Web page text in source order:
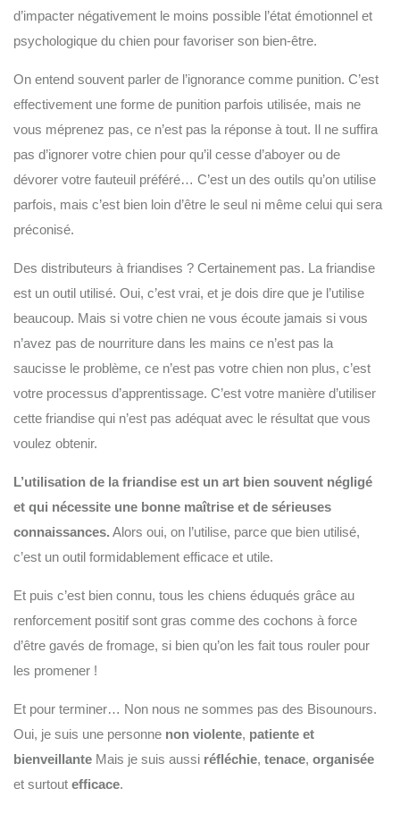
d’impacter négativement le moins possible l’état émotionnel et
psychologique du chien pour favoriser son bien-être.
On entend souvent parler de l’ignorance comme punition. C’est
effectivement une forme de punition parfois utilisée, mais ne
vous méprenez pas, ce n’est pas la réponse à tout. Il ne suffira
pas d’ignorer votre chien pour qu’il cesse d’aboyer ou de
dévorer votre fauteuil préféré… C’est un des outils qu’on utilise
parfois, mais c’est bien loin d’être le seul ni même celui qui sera
préconisé.
Des distributeurs à friandises ? Certainement pas. La friandise
est un outil utilisé. Oui, c’est vrai, et je dois dire que je l’utilise
beaucoup. Mais si votre chien ne vous écoute jamais si vous
n’avez pas de nourriture dans les mains ce n’est pas la
saucisse le problème, ce n’est pas votre chien non plus, c’est
votre processus d’apprentissage. C’est votre manière d’utiliser
cette friandise qui n’est pas adéquat avec le résultat que vous
voulez obtenir.
L’utilisation de la friandise est un art bien souvent négligé
et qui nécessite une bonne maîtrise et de sérieuses
connaissances. Alors oui, on l’utilise, parce que bien utilisé,
c’est un outil formidablement efficace et utile.
Et puis c’est bien connu, tous les chiens éduqués grâce au
renforcement positif sont gras comme des cochons à force
d’être gavés de fromage, si bien qu’on les fait tous rouler pour
les promener !
Et pour terminer… Non nous ne sommes pas des Bisounours.
Oui, je suis une personne non violente, patiente et
bienveillante Mais je suis aussi réfléchie, tenace, organisée
et surtout efficace.